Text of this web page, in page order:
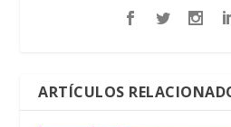
ARTÍCULOS